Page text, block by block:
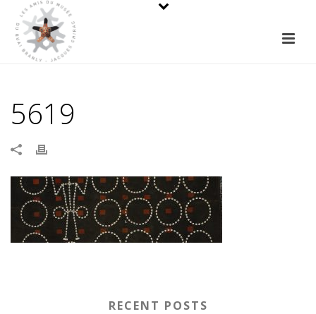
5619
RECENT POSTS